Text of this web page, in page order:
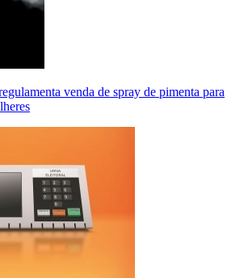
venda de spray de pimenta para